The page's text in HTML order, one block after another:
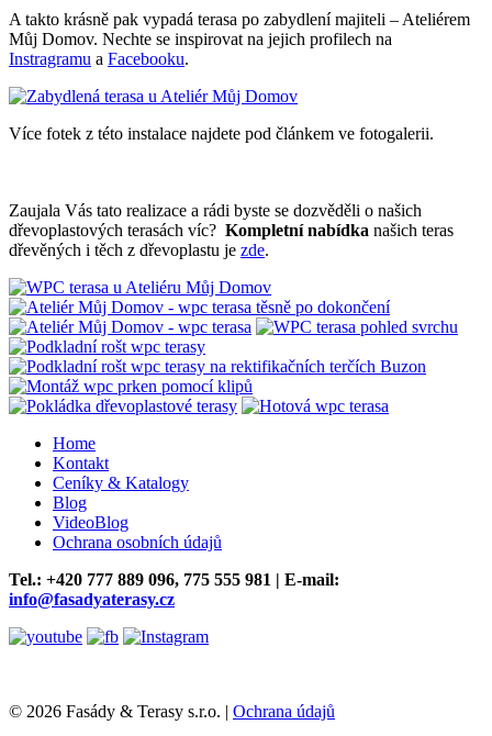
A takto krásně pak vypadá terasa po zabydlení majiteli – Ateliérem
Můj Domov. Nechte se inspirovat na jejich profilech na
Instragramu a Facebooku.
Více fotek z této instalace najdete pod článkem ve fotogalerii.
Zaujala Vás tato realizace a rádi byste se dozvěděli o našich
dřevoplastových terasách víc? Kompletní nabídka našich teras
dřevěných i těch z dřevoplastu je zde.
Home
Kontakt
Ceníky & Katalogy
Blog
VideoBlog
Ochrana osobních údajů
Tel.: +420 777 889 096, 775 555 981 | E-mail:
info@fasadyaterasy.cz
© 2026 Fasády & Terasy s.r.o. | Ochrana údajů